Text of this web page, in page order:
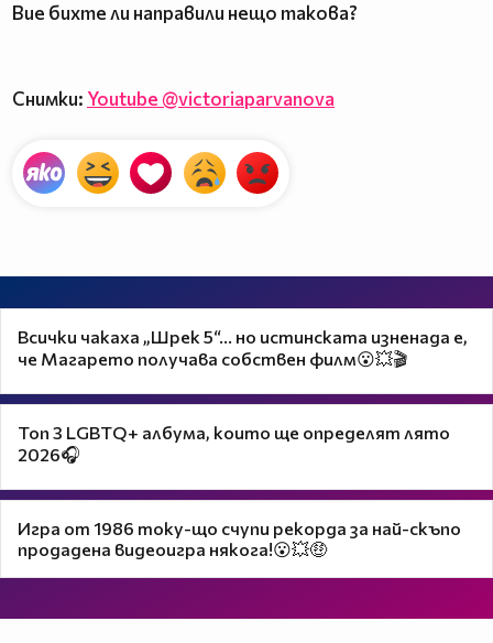
Вие бихте ли направили нещо такова?
Снимки: Youtube @victoriaparvanova
Всички чакаха „Шрек 5“… но истинската изненада е,
че Магарето получава собствен филм😮💥🎬
Топ 3 LGBTQ+ албума, които ще определят лято
2026🎧
Игра от 1986 току-що счупи рекорда за най-скъпо
продадена видеоигра някога!😮💥🤑